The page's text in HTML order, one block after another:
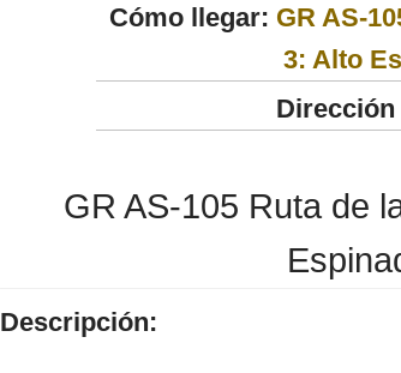
Cómo llegar: GR AS-
3: Alto
GR AS-105 Ruta de
Descripción: